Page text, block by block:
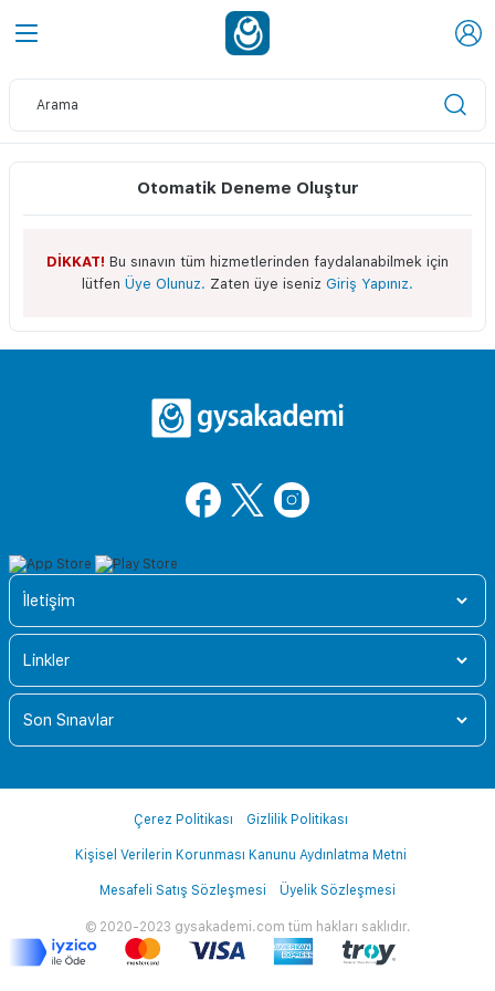
Otomatik Deneme Oluştur
DİKKAT! Bu sınavın tüm hizmetlerinden faydalanabilmek için
lütfen Üye Olunuz. Zaten üye iseniz Giriş Yapınız.
İletişim
Linkler
Son Sınavlar
© 2020-2023 gysakademi.com tüm hakları saklıdır.
Çerez Politikası Gizlilik Politikası
Kişisel Verilerin Korunması Kanunu Aydınlatma Metni
Mesafeli Satış Sözleşmesi Üyelik Sözleşmesi